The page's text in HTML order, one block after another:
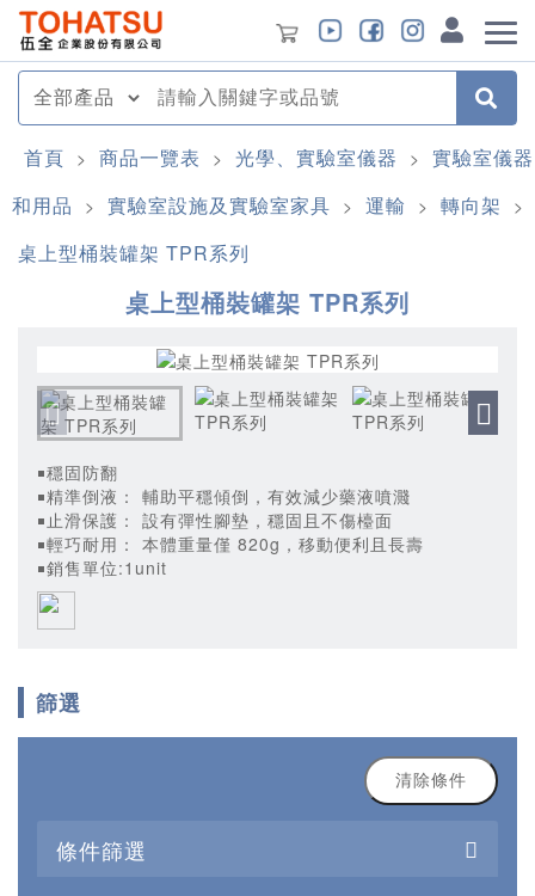
首頁 > 商品一覽表 > 光學、實驗室儀器 > 實驗室儀器
和用品
> 實驗室設施及實驗室家具 > 運輸 > 轉向架 >
桌上型桶裝罐架 TPR系列
桌上型桶裝罐架 TPR系列
￭穩固防翻
￭精準倒液： 輔助平穩傾倒，有效減少藥液噴濺
￭止滑保護： 設有彈性腳墊，穩固且不傷檯面
￭輕巧耐用： 本體重量僅 820g，移動便利且長壽
￭銷售單位:1unit
篩選
清除條件
條件篩選